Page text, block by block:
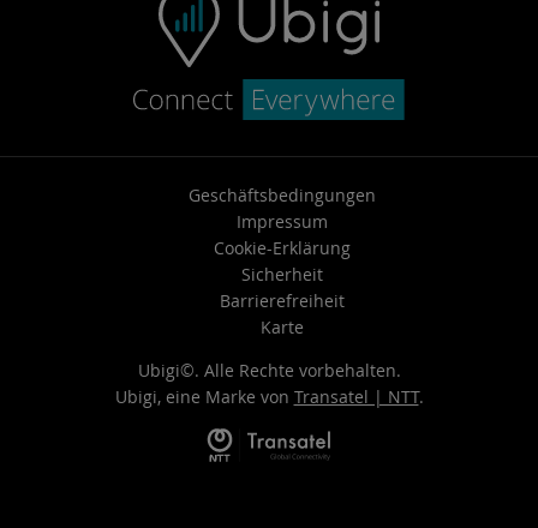
Geschäftsbedingungen
Impressum
Cookie-Erklärung
Sicherheit
Barrierefreiheit
Karte
Ubigi©. Alle Rechte vorbehalten.
Ubigi, eine Marke von Transatel | NTT.